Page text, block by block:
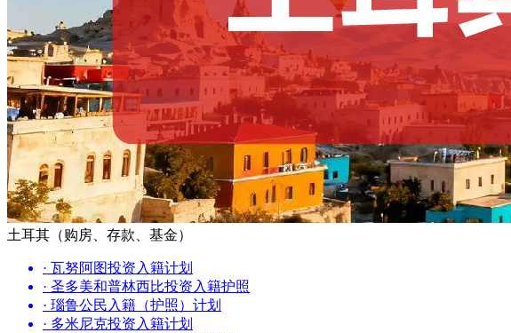
土耳其（购房、存款、基金）
· 瓦努阿图投资入籍计划
· 圣多美和普林西比投资入籍护照
· 瑙鲁公民入籍（护照）计划
· 多米尼克投资入籍计划